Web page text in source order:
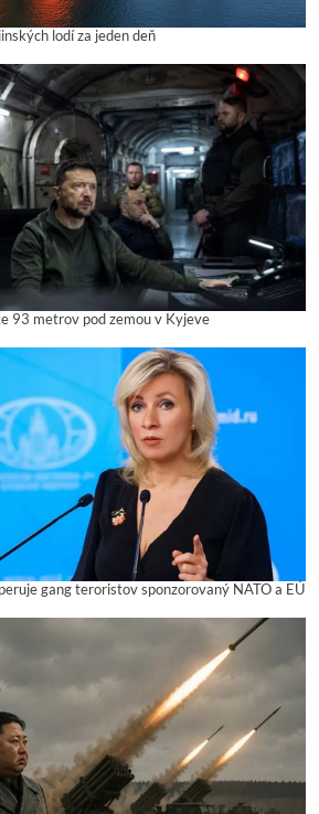
lodí za jeden deň
93 metrov pod zemou v Kyjeve
gang teroristov sponzorovaný NATO a EÚ